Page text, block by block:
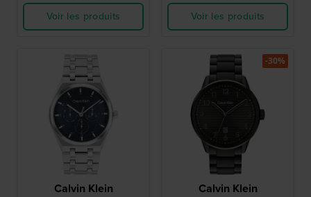
Voir les produits
Voir les produits
Calvin Klein Calvin Klein
-30%